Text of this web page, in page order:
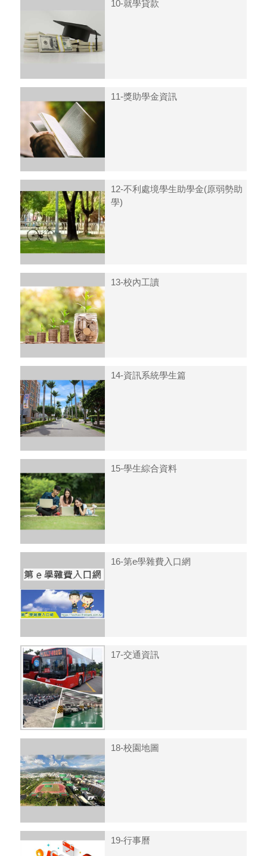
10-就學貸款
11-獎助學金資訊
12-不利處境學生助學金(原弱勢助
學)
13-校內工讀
14-資訊系統學生篇
15-學生綜合資料
16-第e學雜費入口網
17-交通資訊
18-校園地圖
19-行事曆